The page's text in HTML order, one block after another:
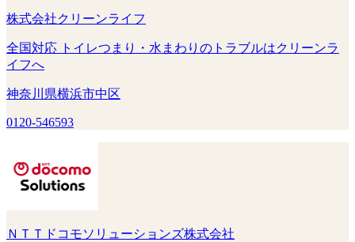
株式会社クリーンライフ
全国対応 トイレつまり・水まわりのトラブルはクリーンラ
イフへ
神奈川県横浜市中区
0120-546593
ＮＴＴドコモソリューションズ株式会社